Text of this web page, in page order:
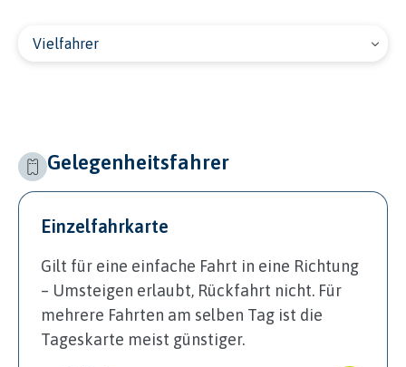
Gelegenheitsfahrer
Einzelfahrkarte
Gilt für eine einfache Fahrt in eine Richtung
– Umsteigen erlaubt, Rückfahrt nicht. Für
mehrere Fahrten am selben Tag ist die
Tageskarte meist günstiger.
Vielfahrer